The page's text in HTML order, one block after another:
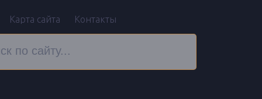
Карта сайта Контакты